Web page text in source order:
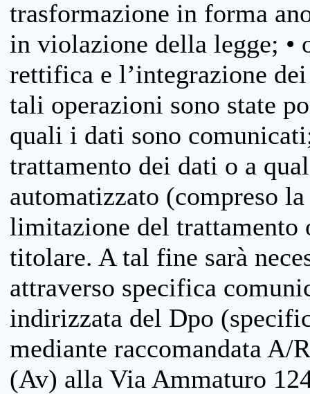
trasformazione in forma
in violazione della legge; •
rettifica e l’integrazione
tali operazioni sono state
quali i dati sono
trattamento dei dati o a
automatizzato (compreso
limitazione del trattamento
titolare. A tal fine sarà
attraverso specifica
indirizzata del Dpo
mediante raccomandata
(Av) alla Via Ammaturo